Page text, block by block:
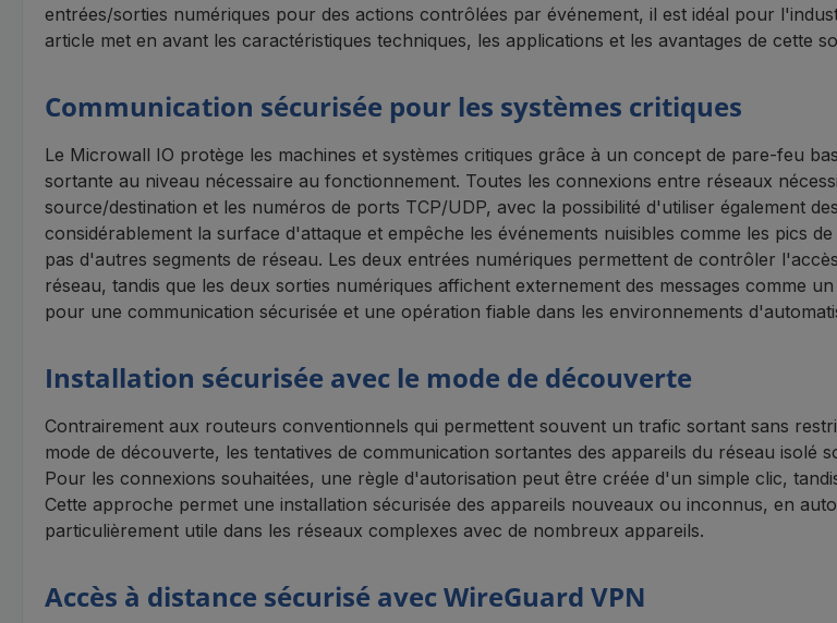
entrées/sorties numériques pour des actions contrôlées par événement, il est idéal pour
article met en avant les caractéristiques techniques, les applications et les avantages de cette
Communication sécurisée pour les systèmes critiques
Le Microwall IO protège les machines et systèmes critiques grâce à un concept de pare-feu
sortante au niveau nécessaire au fonctionnement. Toutes les connexions entre réseaux
source/destination et les numéros de ports TCP/UDP, avec la possibilité d'utiliser également
considérablement la surface d'attaque et empêche les événements nuisibles comme les pics
pas d'autres segments de réseau. Les deux entrées numériques permettent de contrôler
réseau, tandis que les deux sorties numériques affichent externement des messages comme
pour une communication sécurisée et une opération fiable dans les environnements
Installation sécurisée avec le mode de découverte
Contrairement aux routeurs conventionnels qui permettent souvent un trafic sortant sans
mode de découverte, les tentatives de communication sortantes des appareils du réseau isolé
Pour les connexions souhaitées, une règle d'autorisation peut être créée d'un simple clic,
Cette approche permet une installation sécurisée des appareils nouveaux ou inconnus, en
particulièrement utile dans les réseaux complexes avec de nombreux appareils.
Accès à distance sécurisé avec WireGuard VPN